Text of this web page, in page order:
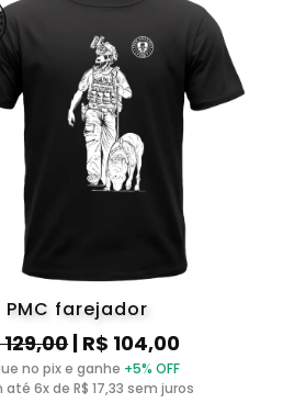
PMC farejador
129,00| R$ 104,00
no pix e ganhe +5% OFF
até 6x de R$ 17,33 sem juros